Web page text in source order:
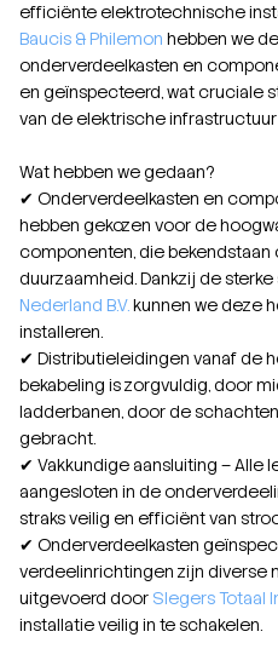
efficiënte elektrotechnische
Baucis & Philemon hebben we de
onderverdeelkasten en
en geïnspecteerd, wat cruciale
van de elektrische
Wat hebben we gedaan?
✔ Onderverdeelkasten en
hebben gekozen voor de
componenten, die bekendstaan
duurzaamheid. Dankzij de
Nederland B.V.kunnen we deze
installeren.
✔ Distributieleidingen vanaf de
bekabeling is zorgvuldig, door
ladderbanen, door de
gebracht.
✔ Vakkundige aansluiting – Alle
aangesloten in de
straks veilig en efficiënt van
✔ Onderverdeelkasten
verdeelinrichtingen zijn diverse
uitgevoerd door Slegers Totaal
installatie veilig in te schakelen.